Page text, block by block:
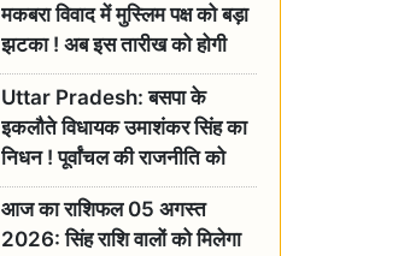
मकबरा विवाद में मुस्लिम पक्ष को बड़ा
झटका ! अब इस तारीख को होगी
सुनवाई
Uttar Pradesh: बसपा के
इकलौते विधायक उमाशंकर सिंह का
निधन ! पूर्वांचल की राजनीति को
बड़ा झटका, योगी ने जताया दुःख
आज का राशिफल 05 अगस्त
2026: सिंह राशि वालों को मिलेगा